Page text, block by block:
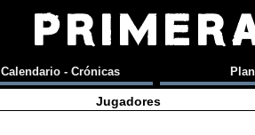
Calendario - Crónicas
Jugadores